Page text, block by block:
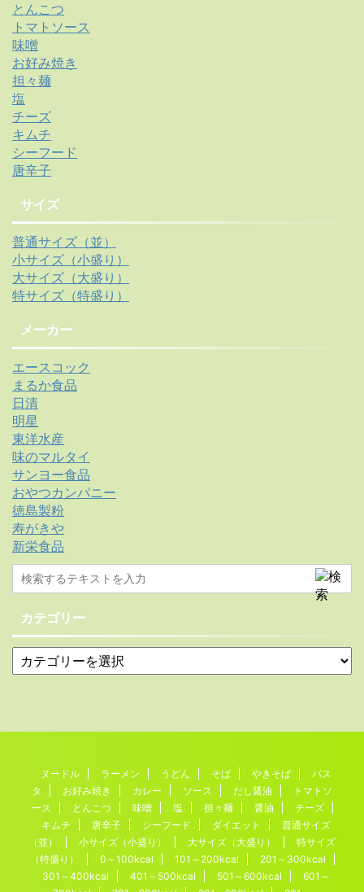
とんこつ
トマトソース
味噌
お好み焼き
担々麺
塩
チーズ
キムチ
シーフード
唐辛子
サイズ
普通サイズ（並）
小サイズ（小盛り）
大サイズ（大盛り）
特サイズ（特盛り）
メーカー
エースコック
まるか食品
日清
明星
東洋水産
味のマルタイ
サンヨー食品
おやつカンパニー
徳島製粉
寿がきや
新栄食品
カテゴリー
ヌードル ラーメン うどん そば やきそば
パス
タ
お好み焼き カレー ソース だし醤油
トマトソ
ース
とんこつ 味噌 塩 担々麺 醤油
チーズ
キムチ
唐辛子 シーフード ダイエット
普通サイズ
（並）
小サイズ（小盛り） 大サイズ（大盛り）
特サイズ
（特盛り）
0～100kcal 101～200kcal
201～300kcal
301～400kcal
401～500kcal 501～600kcal
601～